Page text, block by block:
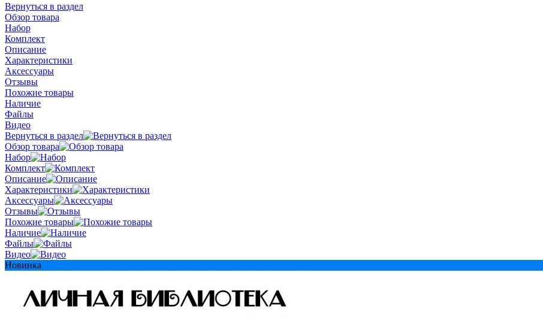
Вернуться в раздел
Обзор товара
Набор
Комплект
Описание
Характеристики
Аксессуары
Отзывы
Похожие товары
Наличие
Файлы
Видео
Вернуться в раздел
Обзор товара
Набор
Комплект
Описание
Характеристики
Аксессуары
Отзывы
Похожие товары
Наличие
Файлы
Видео
Новинка